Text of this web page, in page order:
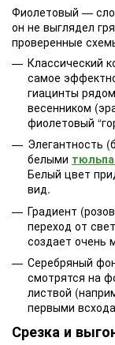
Фиолетовый —
он не выглядел
проверенные
Классический
самое
гиацинты
весенником
фиолетовый
Элегантность
белыми
Белый цвет
вид.
Градиент
переход от
создает очень
Серебряный
смотрятся на
листвой
первыми
Срезка и